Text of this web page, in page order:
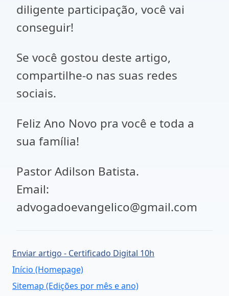
diligente participação, você vai
conseguir!
Se você gostou deste artigo,
compartilhe-o nas suas redes
sociais.
Feliz Ano Novo pra você e toda a
sua família!
Pastor Adilson Batista.
Email:
advogadoevangelico@gmail.com
Enviar artigo - Certificado Digital 10h
Início (Homepage)
Sitemap (Edições por mês e ano)